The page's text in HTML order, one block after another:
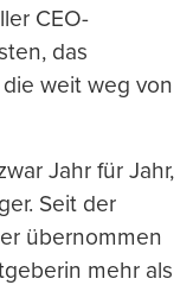
CEO-
das
weit weg von
Jahr für Jahr,
Seit der
übernommen
mehr als